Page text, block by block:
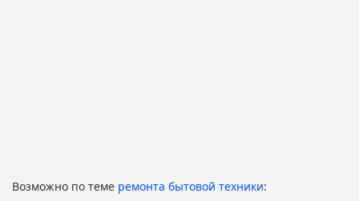
Возможно по теме ремонта бытовой техники: